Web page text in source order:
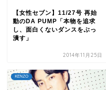
【女性セブン】11/27号 再始
動のDA PUMP「本物を追求
し、面白くないダンスをぶっ
潰す」
2014年11月25日
KENZO